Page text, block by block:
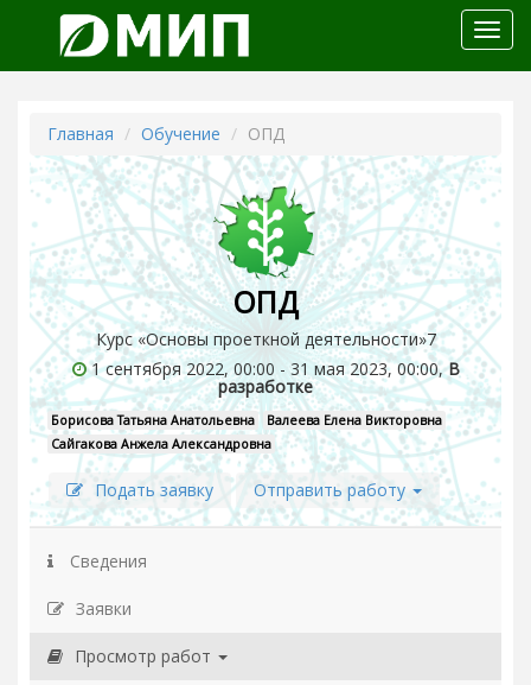
меню
Главная Обучение ОПД
ОПД
Курс «Основы проеткной деятельности»7
1 сентября 2022, 00:00 - 31 мая 2023, 00:00,В
разработке
Борисова Татьяна Анатольевна
Валеева Елена Викторовна
Сайгакова Анжела Александровна
Подать заявку Отправить работу
Сведения
Заявки
Просмотр работ